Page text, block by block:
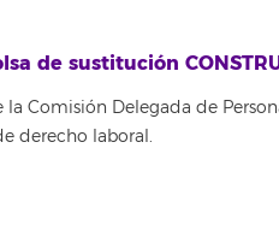
de sustitución
la Comisión Delegada de
derecho laboral.